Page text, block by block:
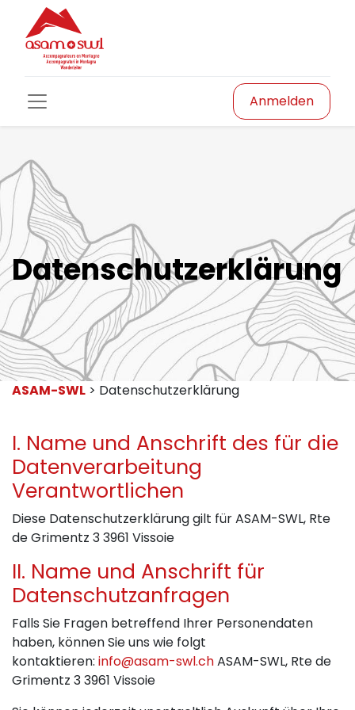
Anmelden
Datenschutzerklärung
ASAM-SWL > Datenschutzerklärung
I. Name und Anschrift des für die
Datenverarbeitung
Verantwortlichen
Diese Datenschutzerklärung gilt für ASAM-SWL, Rte
de Grimentz 3 3961 Vissoie
II. Name und Anschrift für
Datenschutzanfragen
Falls Sie Fragen betreffend Ihrer Personendaten
haben, können Sie uns wie folgt
kontaktieren: info@asam-swl.chASAM-SWL, Rte de
Grimentz 3 3961 Vissoie